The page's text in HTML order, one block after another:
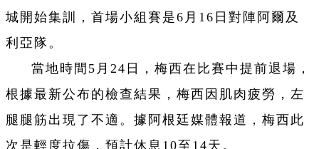
城開始集訓，首場小組賽是6月16日對陣阿爾及
利亞隊。
當地時間5月24日，梅西在比賽中提前退場，
根據最新公布的檢查結果，梅西因肌肉疲勞，左
腿腿筋出現了不適。據阿根廷媒體報道，梅西此
次是輕度拉傷，預計休息10至14天。